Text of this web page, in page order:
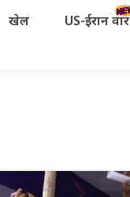
खेल US-ईरान वॉर